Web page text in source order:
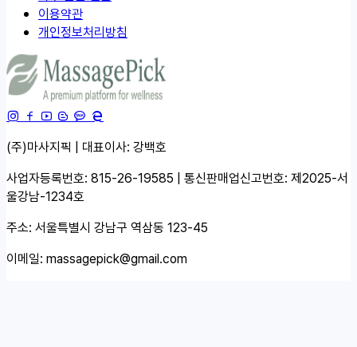
이용약관
개인정보처리방침
(주)마사지픽 | 대표이사: 강백호
사업자등록번호: 815-26-19585 | 통신판매업신고번호: 제2025-서
울강남-1234호
주소: 서울특별시 강남구 역삼동 123-45
이메일: massagepick@gmail.com